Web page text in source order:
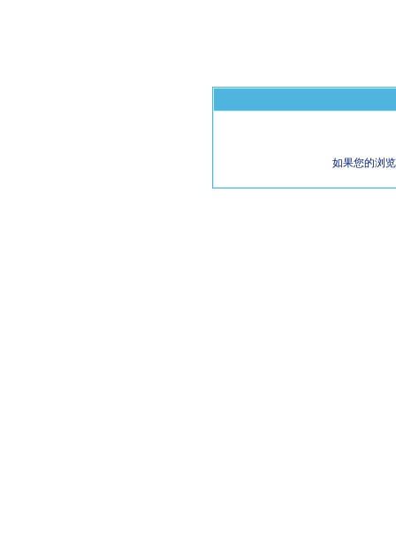
如果您的浏